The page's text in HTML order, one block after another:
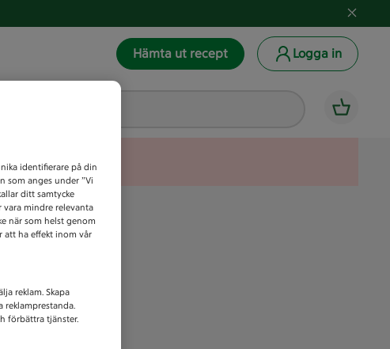
Hämta ut recept Logga in
identifierare på din
som anges under ”Vi
ditt samtycke
vara mindre relevanta
när som helst genom
att ha effekt inom vår
reklam. Skapa
reklamprestanda.
förbättra tjänster.